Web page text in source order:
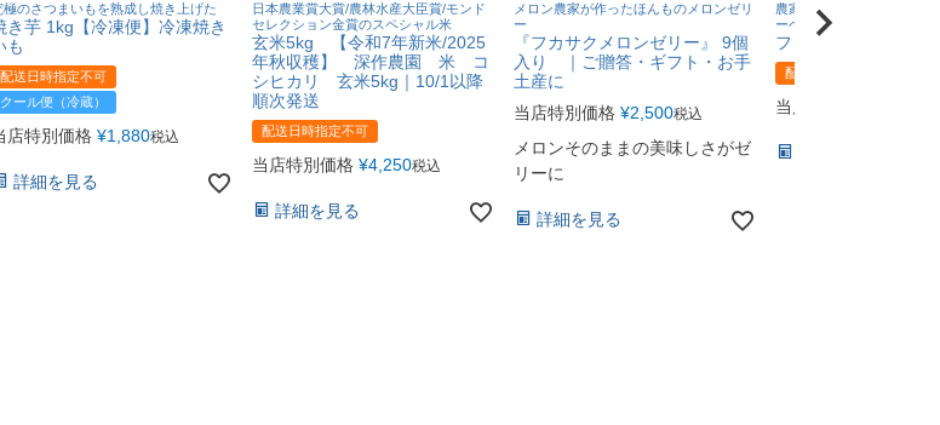
極のさつまいもを熟成し焼き上げた
き芋 1kg【冷凍便】冷凍焼き
も
配送日時指定不可
クール便（冷蔵）
店特別価格 ¥1,880税込
詳細を見る
日本農業賞大賞/農林水産大臣賞/モンド
セレクション金賞のスペシャル米
玄米5kg 【令和7年新米/2025
年秋収穫】 深作農園 米 コ
シヒカリ 玄米5kg｜10/1以降
順次発送
配送日時指定不可
当店特別価格 ¥4,250税込
詳細を見る
メロン農家が作ったほんものメロンゼリ
ー
『フカサクメロンゼリー』 9個
入り ｜ご贈答・ギフト・お手
土産に
当店特別価格 ¥2,500税込
メロンそのままの美味しさがゼ
リーに
詳細を見る
農家が作ったバームクーヘ
ーヘン
ファームクーヘン S
配送日時指定不可
当店特別価格